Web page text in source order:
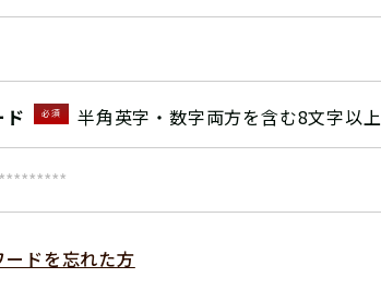
ド 必須 半角英字・数字両方を含む8文字以上
ードを忘れた方